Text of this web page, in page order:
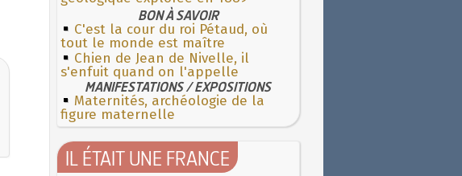
BON À SAVOIR
C'est la cour du roi Pétaud, où
tout le monde est maître
Chien de Jean de Nivelle, il
s'enfuit quand on l'appelle
MANIFESTATIONS / EXPOSITIONS
Maternités, archéologie de la
figure maternelle
IL ÉTAIT UNE FRANCE